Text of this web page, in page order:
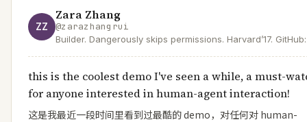
ZZ
Zara Zhang
@zarazhangrui
Builder. Dangerously skips permissions. Harvard’17. GitHub:
this is the coolest demo I've seen a while, a must-
for anyone interested in human-agent interaction!
这是我最近一段时间里看到过最酷的 demo，对任何对 human-